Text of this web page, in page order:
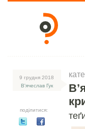
9 грудня 2018
В'ячеслав Гук
поділитися: